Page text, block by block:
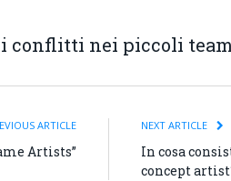
i conflitti nei piccoli
ARTICLE
Artists”
NEXT ARTICLE
In cosa
concept